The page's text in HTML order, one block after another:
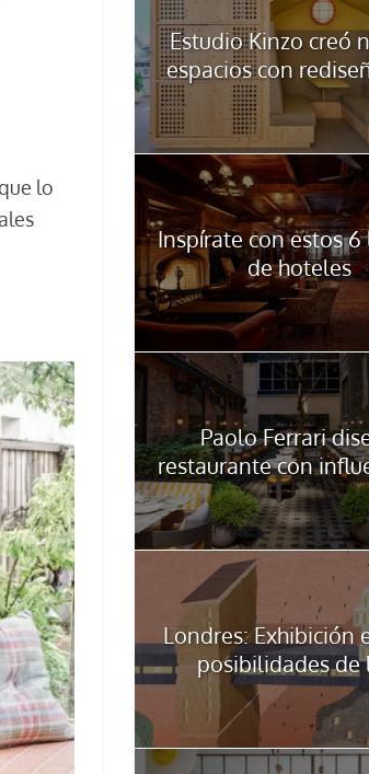
lo
Estudio Kinzo creó
espacios con
Inspírate con estos
de hoteles
Paolo Ferrari
restaurante con
Londres: Exhibición
posibilidades de